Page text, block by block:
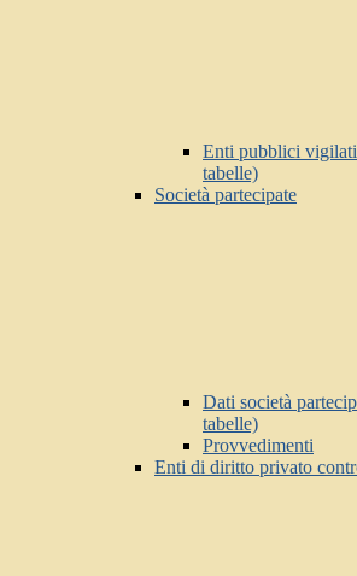
Enti pubblici
tabelle)
Società partecipate
Dati società
tabelle)
Provvedimenti
Enti di diritto privato